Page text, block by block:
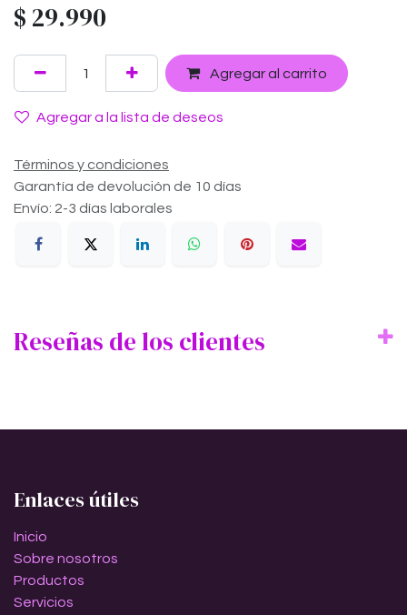
$ 29.990
Agregar al carrito
Agregar a la lista de deseos
Términos y condiciones
Garantía de devolución de 10 días
Envío: 2-3 días laborales
Reseñas de los clientes
Enlaces útiles
Inicio
Sobre nosotros
Productos
Servicios